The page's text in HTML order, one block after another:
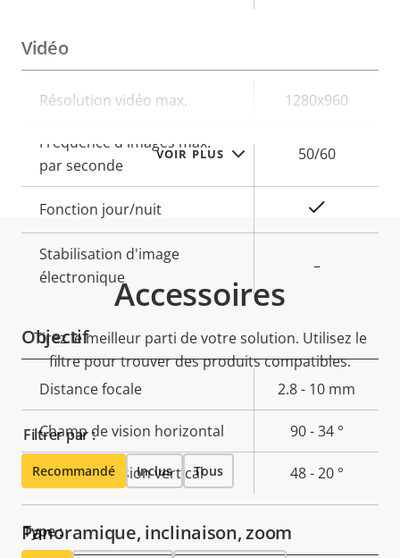
VOIR PLUS
Vidéo
Description
propriété
Valeur de
propriété
Résolution vidéo max. 1280x960
Fréquence d'images max.
par seconde
50/60
Fonction jour/nuit
Stabilisation d'image
électronique
–
Objectif
Description
de la
propriété
la
propriété
Distance focale 2.8 - 10 mm
Champ de vision horizontal 90 - 34 °
Champ de vision vertical 48 - 20 °
Panoramique, inclinaison, zoom
Accessoires
Tirez le meilleur parti de votre solution. Utilisez le
filtre pour trouver des produits compatibles.
Filtrer par :
Recommandé Inclus Tous
Type :